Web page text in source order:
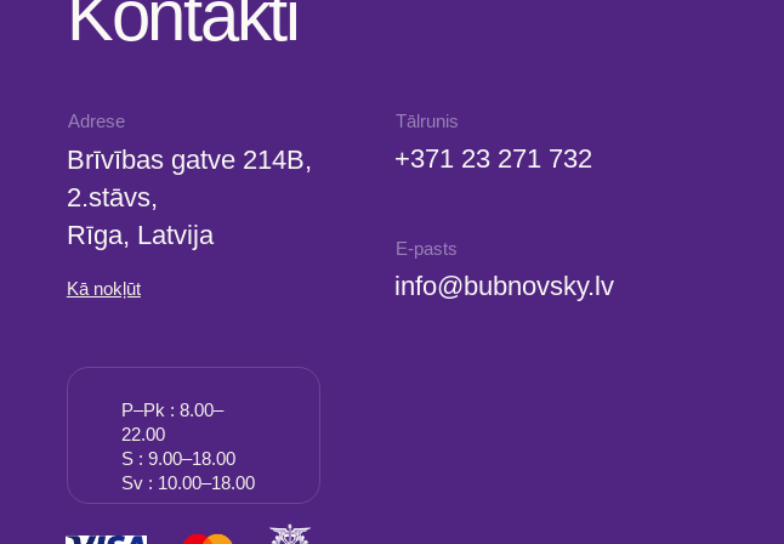
Sv : 10.00–18.00
SIA "KINEZIS", Reģ. numurs 40203177590
Medicīnas iestādes kods 010001956
Fizioterapeits Rīgā | Dr. Bubnovska centrs
© 2023. Visas tiesības aizsargātas. Dr. Bubnovska centrs Rīgā